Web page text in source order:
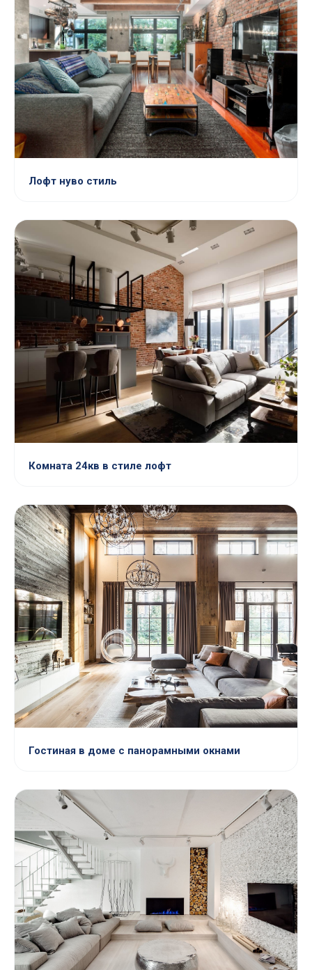
Лофт нуво стиль
Комната 24кв в стиле лофт
Гостиная в доме с панорамными окнами